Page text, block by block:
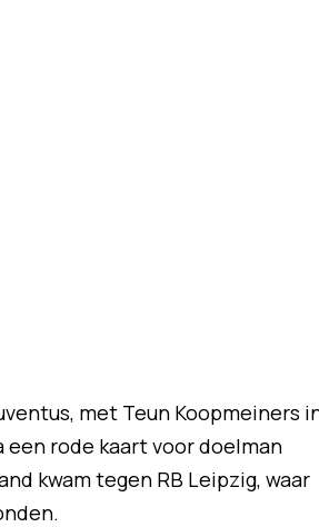
met Teun Koopmeiners
rode kaart voor doelman
kwam tegen RB Leipzig, waar